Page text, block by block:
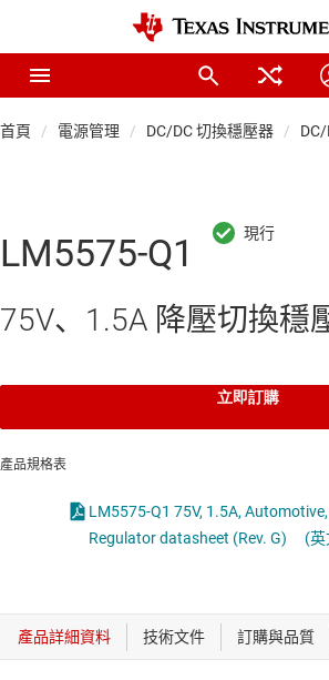
首頁 電源管理 DC/DC 切換穩壓器
LM5575-Q1
75V、1.5A 降壓切換穩
立即訂購
產品規格表
LM5575-Q1 75V, 1.5A,
Regulator datasheet (Rev. G)
(英